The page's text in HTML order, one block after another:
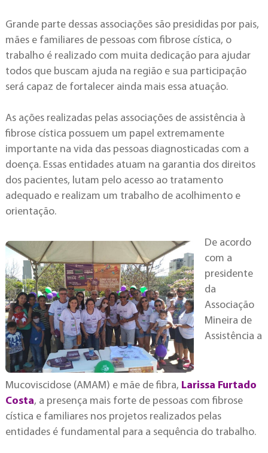
Grande parte dessas associações são presididas por pais,
mães e familiares de pessoas com fibrose cística, o
trabalho é realizado com muita dedicação para ajudar
todos que buscam ajuda na região e sua participação
será capaz de fortalecer ainda mais essa atuação.
As ações realizadas pelas associações de assistência à
fibrose cística possuem um papel extremamente
importante na vida das pessoas diagnosticadas com a
doença. Essas entidades atuam na garantia dos direitos
dos pacientes, lutam pelo acesso ao tratamento
adequado e realizam um trabalho de acolhimento e
orientação.
De acordo
com a
presidente
da
Associação
Mineira de
Assistência a
Mucoviscidose (AMAM) e mãe de fibra, Larissa Furtado
Costa, a presença mais forte de pessoas com fibrose
cística e familiares nos projetos realizados pelas
entidades é fundamental para a sequência do trabalho.